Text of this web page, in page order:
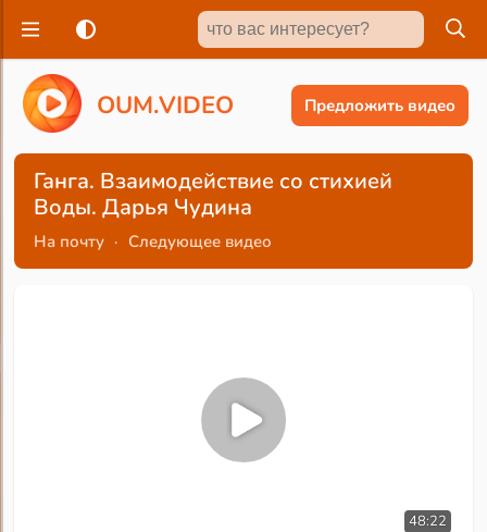
OUM.VIDEO Предложить видео
Ганга. Взаимодействие со стихией
Воды. Дарья Чудина
На почту · Следующее видео
48:22